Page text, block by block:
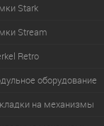
Stark
Stream
Retro
оборудование
на механизмы